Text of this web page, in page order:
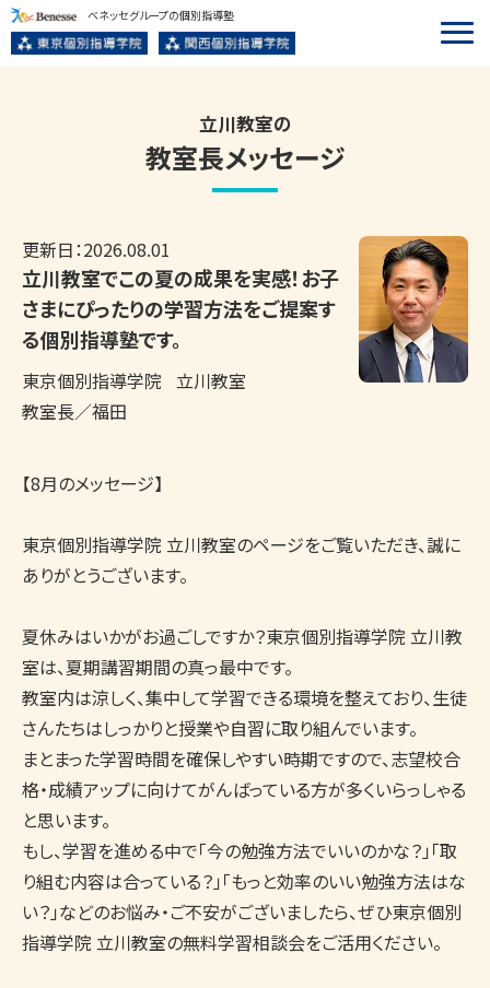
ベネッセグループの個別指導塾
立川教室の
教室長メッセージ
更新日：2026.08.01
立川教室でこの夏の成果を実感！お子
さまにぴったりの学習方法をご提案す
る個別指導塾です。
東京個別指導学院
立川教室
教室長／福田
【8月のメッセージ】
東京個別指導学院 立川教室のページをご覧いただき、誠に
ありがとうございます。
夏休みはいかがお過ごしですか？東京個別指導学院 立川教
室は、夏期講習期間の真っ最中です。
教室内は涼しく、集中して学習できる環境を整えており、生徒
さんたちはしっかりと授業や自習に取り組んでいます。
まとまった学習時間を確保しやすい時期ですので、志望校合
格・成績アップに向けてがんばっている方が多くいらっしゃる
と思います。
もし、学習を進める中で「今の勉強方法でいいのかな？」「取
り組む内容は合っている？」「もっと効率のいい勉強方法はな
い？」などのお悩み・ご不安がございましたら、ぜひ東京個別
指導学院 立川教室の無料学習相談会をご活用ください。